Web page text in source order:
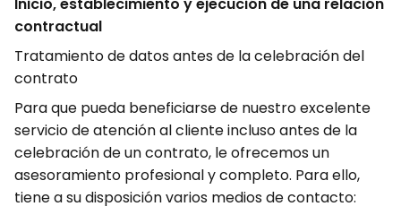
contractual
Tratamiento de datos antes de la celebración del
contrato
Para que pueda beneficiarse de nuestro excelente
servicio de atención al cliente incluso antes de la
celebración de un contrato, le ofrecemos un
asesoramiento profesional y completo. Para ello,
tiene a su disposición varios medios de contacto: